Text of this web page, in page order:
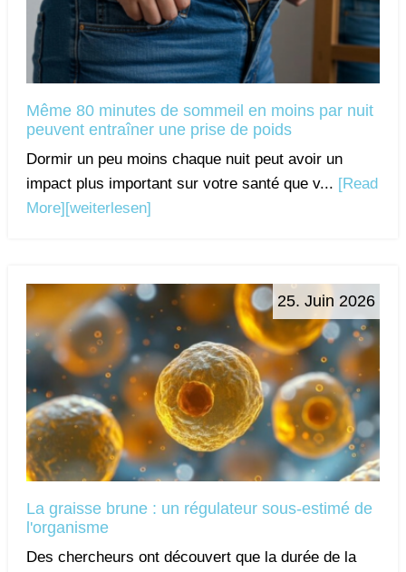
Même 80 minutes de sommeil en moins par nuit
peuvent entraîner une prise de poids
Dormir un peu moins chaque nuit peut avoir un
impact plus important sur votre santé que v... [Read
More] [weiterlesen]
25. Juin 2026
La graisse brune : un régulateur sous-estimé de
l'organisme
Des chercheurs ont découvert que la durée de la